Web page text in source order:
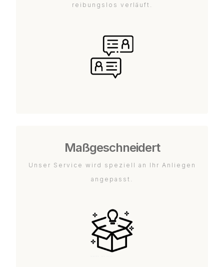
reibungslos verläuft.
Maßgeschneidert
Unser Service wird speziell an Ihr Anliegen
angepasst.